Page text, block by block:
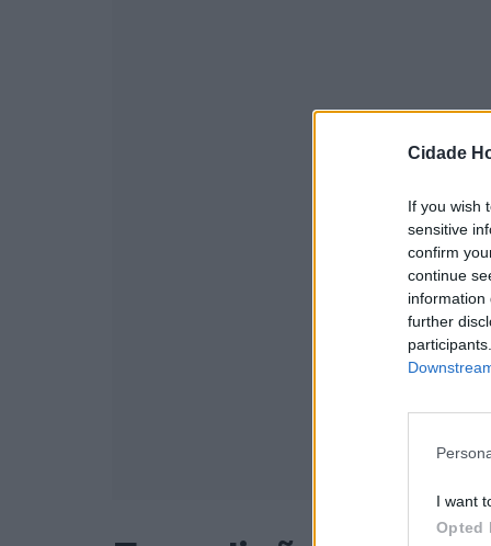
Cidade
If you wish
sensitive
confirm
continue
information
further
I want
Opted